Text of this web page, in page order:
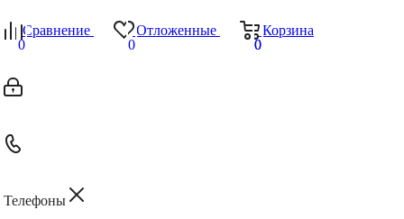
Сравнение
0
Отложенные
0
Корзина
0
0
Телефоны